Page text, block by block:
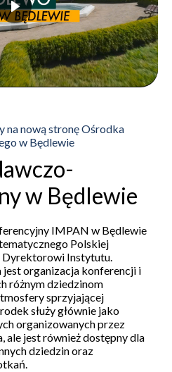
na nową stronę Ośrodka
w Będlewie
w Będlewie
IMPAN w Będlewie
Polskiej
Dyrektorowi Instytutu.
jest organizacja konferencji i
różnym dziedzinom
sprzyjającej
służy głównie jako
organizowanych przez
ale jest również dostępny dla
dziedzin oraz